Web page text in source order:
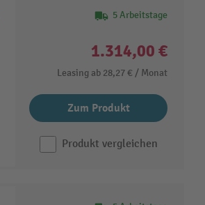
5 Arbeitstage
1.314,00 €
Leasing ab 28,27 € / Monat
Zum Produkt
Produkt vergleichen